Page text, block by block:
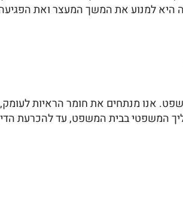
היא למנוע את המשך המעצר ואת
אנו מנתחים את חומר הראיות
המשפטי בבית המשפט, עד להכרעת הדין